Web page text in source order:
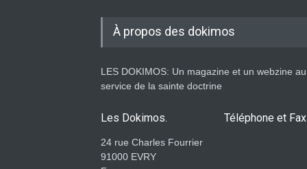
À propos des dokimos
LES DOKIMOS: Un magazine et un webzine au
service de la sainte doctrine
Les Dokimos.
24 rue Charles Fourrier
91000 EVRY
Téléphone et Fax